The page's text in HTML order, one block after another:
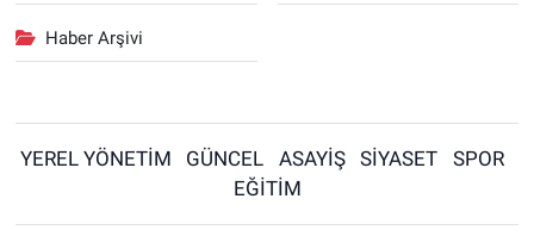
Haber Arşivi
YEREL YÖNETİM GÜNCEL ASAYİŞ SİYASET
SPOR
EĞİTİM